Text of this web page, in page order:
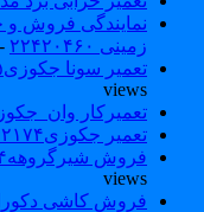
نمایندگی فروش و
زمینی ۲۲۴۲۰۴۶۰
- 3,969 views
تعمیر سونا جکوزی۰۹۱۲۱۵۰۷۸۲۵#| Sauna | Jacuzzi
views
تعمیرکار
تعمیر جکوزی۸۸۰۴۲۱۷۴_فروش وان جکوزی
فروش شیرگروهه۸۸۰۴۲۱۷۴_تعمیر شیرگروهه
views
فروش کاشی دکوراتیو۸۸۰۴۲۱۷۴_فروش کاشی بین